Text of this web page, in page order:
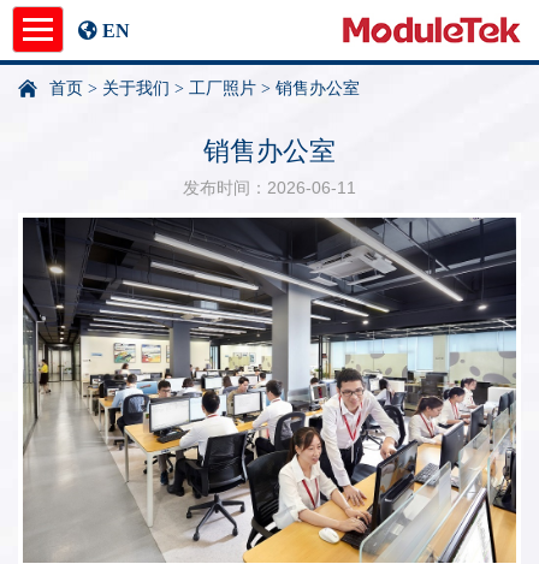
EN
首页 > 关于我们 > 工厂照片 > 销售办公室
销售办公室
发布时间：2026-06-11
产品中心
应用指南
新闻中心
关于我们
undefined